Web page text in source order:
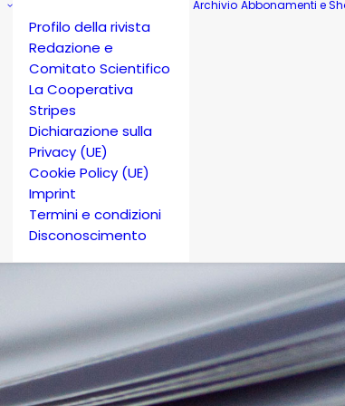
Profilo della rivista
Redazione e
Comitato Scientifico
La Cooperativa
Stripes
Dichiarazione sulla
Privacy (UE)
Cookie Policy (UE)
Imprint
Termini e condizioni
Disconoscimento
Archivio Abbonamenti e